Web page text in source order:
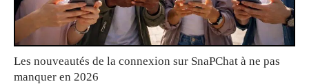
Les nouveautés de la connexion sur SnaPChat à ne pas
manquer en 2026